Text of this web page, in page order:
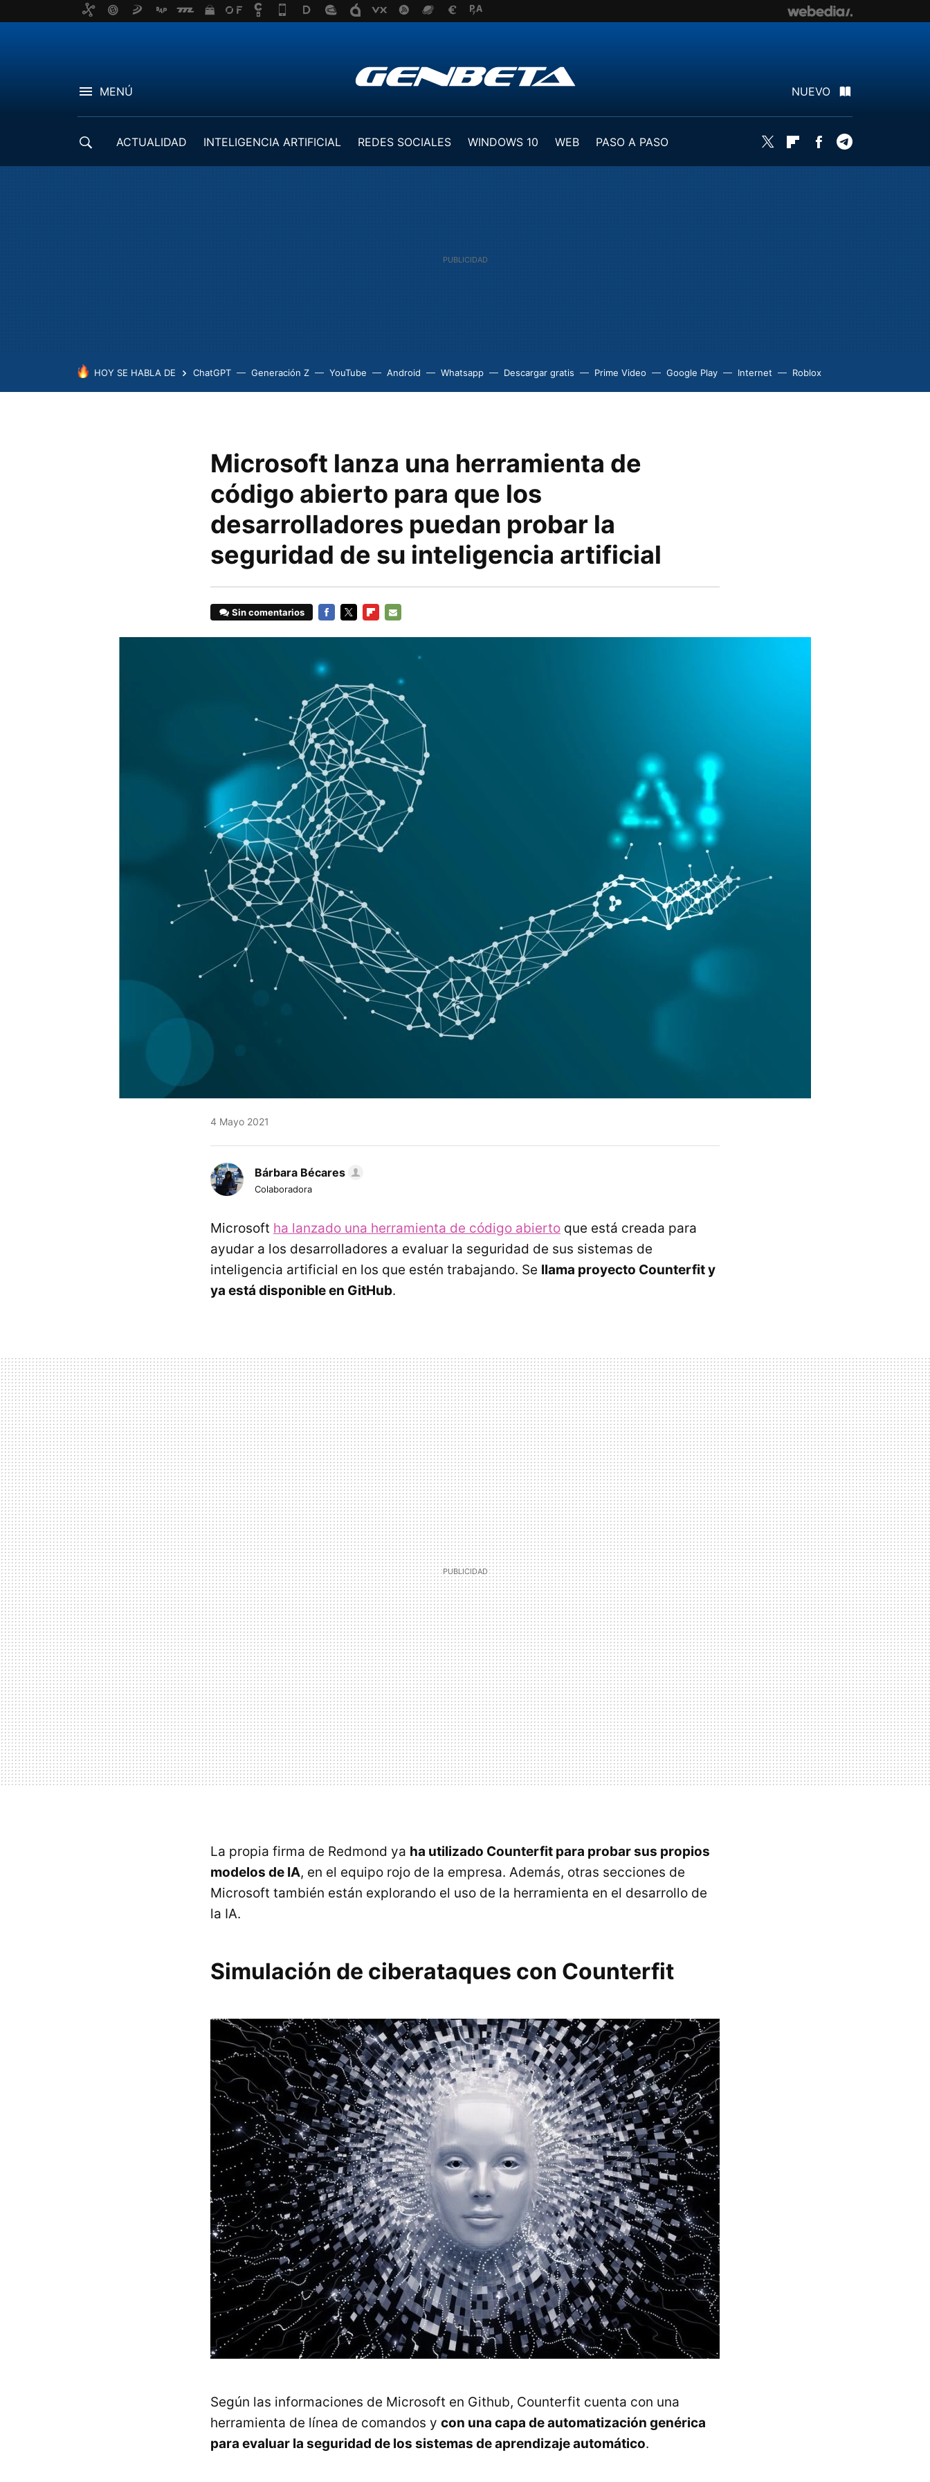
MENÚ NUEVO
ACTUALIDAD INTELIGENCIA ARTIFICIAL REDES SOCIALES WINDOWS 10 WEB
PASO A PASO
Twitter FlipboardFacebook
HOY SE HABLA DE ChatGPT Generación Z YouTube Android Whatsapp Descargar gratis Prime Video Google Play Internet Roblox
Microsoft lanza una herramienta de
código abierto para que los
desarrolladores puedan probar la
seguridad de su inteligencia artificial
Sin comentarios
4 Mayo 2021
Bárbara Bécares
Colaboradora
Microsoft ha lanzado una herramienta de código abierto que está creada para
ayudar a los desarrolladores a evaluar la seguridad de sus sistemas de
inteligencia artificial en los que estén trabajando. Se llama proyecto Counterfit y
ya está disponible en GitHub.
La propia firma de Redmond ya ha utilizado Counterfit para probar sus propios
modelos de IA, en el equipo rojo de la empresa. Además, otras secciones de
Microsoft también están explorando el uso de la herramienta en el desarrollo de
la IA.
Simulación de ciberataques con Counterfit
Según las informaciones de Microsoft en Github, Counterfit cuenta con una
herramienta de línea de comandos y con una capa de automatización genérica
para evaluar la seguridad de los sistemas de aprendizaje automático.